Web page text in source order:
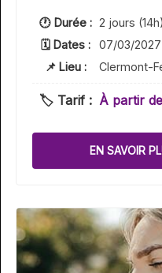
🕐 Durée : 2 jours (14h)
🗓 Dates :
07/03/2027
📌 Lieu :
Clermont-
🏷️ Tarif : À partir
EN SAVOIR